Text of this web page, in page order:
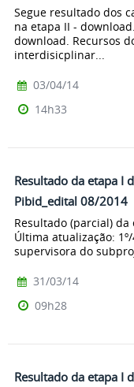
Segue resultado dos
na etapa II -
download. Recursos
interdisicplinar...
03/04/14
14h33
Resultado da etapa I
Pibid_edital 08/2014
Resultado (parcial)
Última atualização:
supervisora do
31/03/14
09h28
Resultado da etapa I